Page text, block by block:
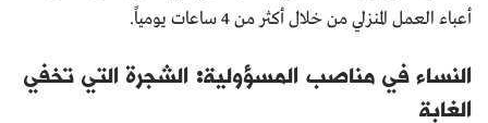
أعباء العمل المنزلي من خلال أكثر من 4 ساعات يومياً.
النساء في مناصب المسؤولية: الشجرة التي تخفي
الغابة